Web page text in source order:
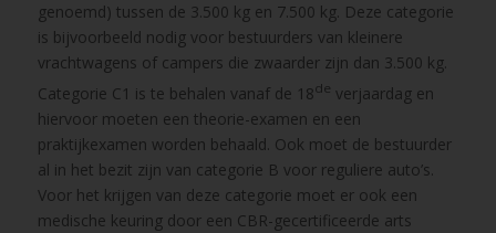
genoemd) tussen de 3.500 kg en 7.500 kg. Deze categorie
is bijvoorbeeld nodig voor bestuurders van kleinere
vrachtwagens of campers die zwaarder zijn dan 3.500 kg.
Categorie C1 is te behalen vanaf de 18de verjaardag en
hiervoor moeten een theorie-examen en een
praktijkexamen worden behaald. Ook moet de bestuurder
al in het bezit zijn van categorie B voor reguliere auto’s.
Voor het krijgen van deze categorie moet er ook een
medische keuring door een CBR-gecertificeerde arts